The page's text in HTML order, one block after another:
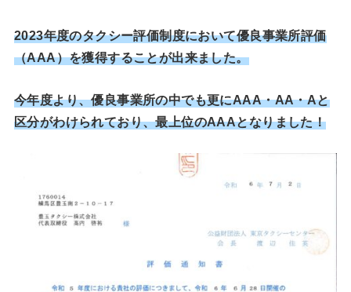
2023年度のタクシー評価制度において優良事業所評価
（AAA）を獲得することが出来ました。
今年度より、優良事業所の中でも更にAAA・AA・Aと
区分がわけられており、最上位のAAAとなりました！